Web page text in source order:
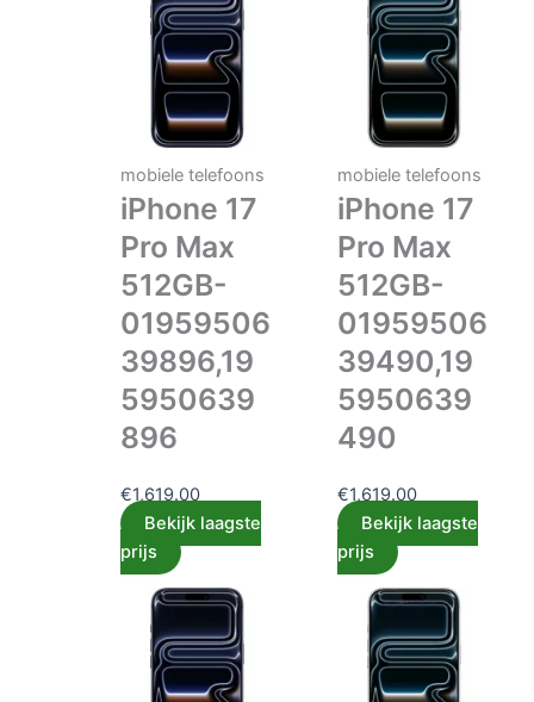
mobiele telefoons
iPhone 17
Pro Max
512GB-
01959506
39896,19
5950639
896
€1,619.00
Bekijk laagste
prijs
mobiele telefoons
iPhone 17
Pro Max
512GB-
01959506
39490,19
5950639
490
€1,619.00
Bekijk laagste
prijs